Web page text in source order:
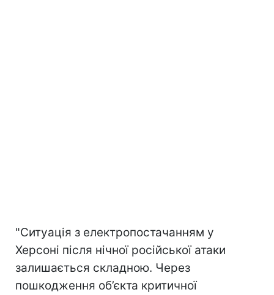
"Ситуація з електропостачанням у
Херсоні після нічної російської атаки
залишається складною. Через
пошкодження об’єкта критичної